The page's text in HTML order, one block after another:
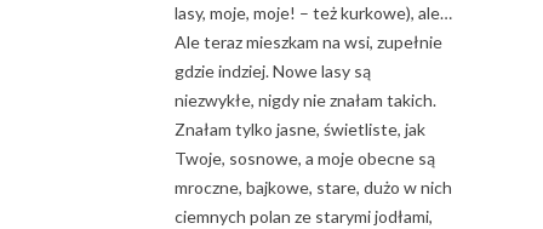
lasy, moje, moje! – też kurkowe), ale…
Ale teraz mieszkam na wsi, zupełnie
gdzie indziej. Nowe lasy są
niezwykłe, nigdy nie znałam takich.
Znałam tylko jasne, świetliste, jak
Twoje, sosnowe, a moje obecne są
mroczne, bajkowe, stare, dużo w nich
ciemnych polan ze starymi jodłami,